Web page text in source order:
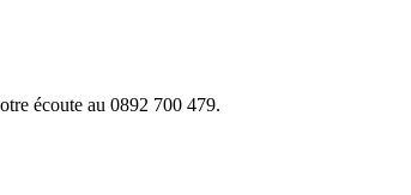
écoute au 0892 700 479.